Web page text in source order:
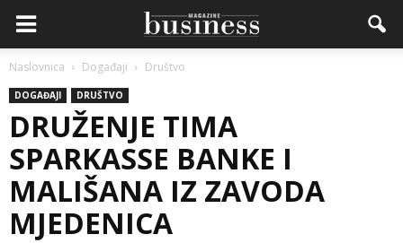
Naslovnica Događaji Društvo
DOGAĐAJI DRUŠTVO
DRUŽENJE TIMA
SPARKASSE BANKE I
MALIŠANA IZ ZAVODA
MJEDENICA